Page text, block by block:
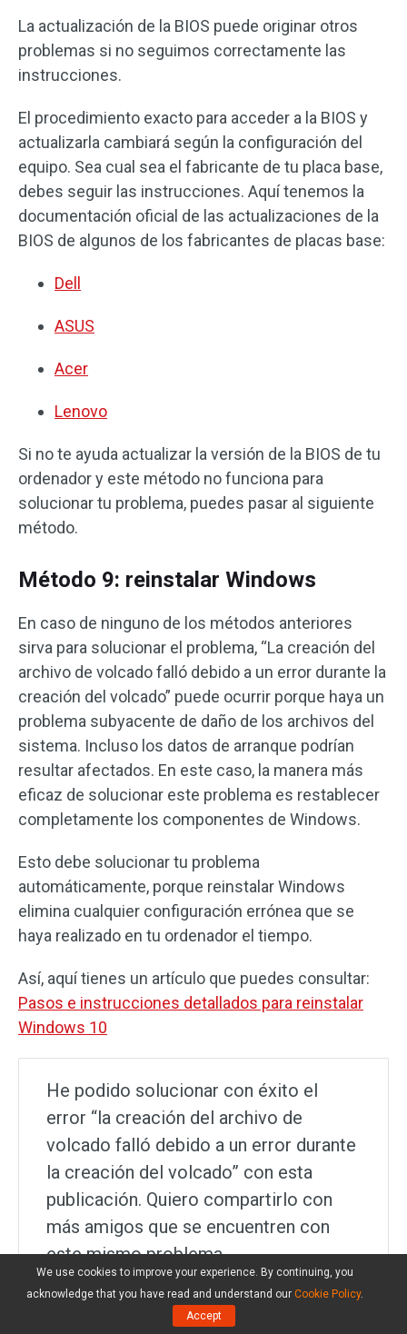
La actualización de la BIOS puede originar otros
problemas si no seguimos correctamente las
instrucciones.
El procedimiento exacto para acceder a la BIOS y
actualizarla cambiará según la configuración del
equipo. Sea cual sea el fabricante de tu placa base,
debes seguir las instrucciones. Aquí tenemos la
documentación oficial de las actualizaciones de la
BIOS de algunos de los fabricantes de placas base:
Dell
ASUS
Acer
Lenovo
Si no te ayuda actualizar la versión de la BIOS de tu
ordenador y este método no funciona para
solucionar tu problema, puedes pasar al siguiente
método.
Método 9: reinstalar Windows
En caso de ninguno de los métodos anteriores
sirva para solucionar el problema, “La creación del
archivo de volcado falló debido a un error durante la
creación del volcado” puede ocurrir porque haya un
problema subyacente de daño de los archivos del
sistema. Incluso los datos de arranque podrían
resultar afectados. En este caso, la manera más
eficaz de solucionar este problema es restablecer
completamente los componentes de Windows.
Esto debe solucionar tu problema
automáticamente, porque reinstalar Windows
elimina cualquier configuración errónea que se
haya realizado en tu ordenador el tiempo.
Así, aquí tienes un artículo que puedes consultar:
Pasos e instrucciones detallados para reinstalar
Windows 10
He podido solucionar con éxito el
error “la creación del archivo de
volcado falló debido a un error durante
la creación del volcado” con esta
publicación. Quiero compartirlo con
más amigos que se encuentren con
este mismo problema.
Haz clic para twittear
We use cookies to improve your experience. By continuing, you
acknowledge that you have read and understand our Cookie Policy.
Accept